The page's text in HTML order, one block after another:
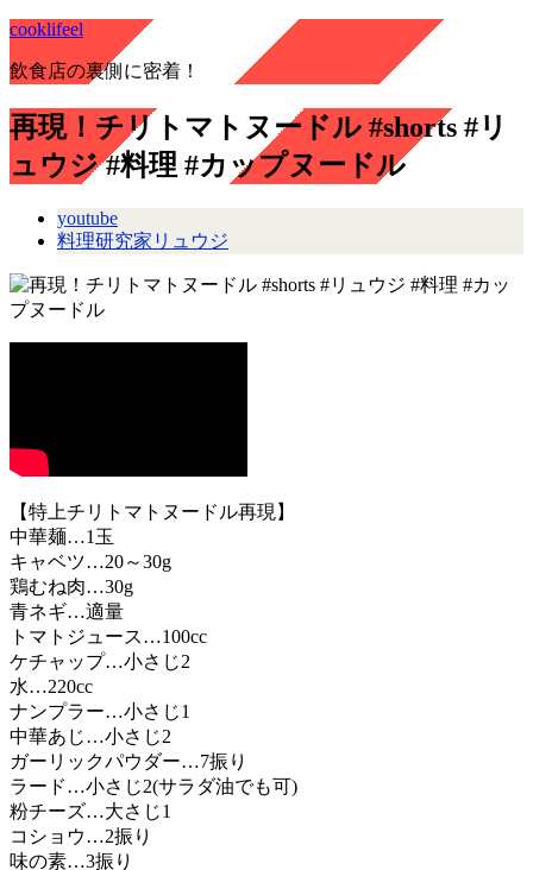
cooklifeel
飲食店の裏側に密着！
再現！チリトマトヌードル #shorts #リ
ュウジ #料理 #カップヌードル
youtube
料理研究家リュウジ
【特上チリトマトヌードル再現】
中華麺…1玉
キャベツ…20～30g
鶏むね肉…30g
青ネギ…適量
トマトジュース…100cc
ケチャップ…小さじ2
水…220cc
ナンプラー…小さじ1
中華あじ…小さじ2
ガーリックパウダー…7振り
ラード…小さじ2(サラダ油でも可)
粉チーズ…大さじ1
コショウ…2振り
味の素…3振り